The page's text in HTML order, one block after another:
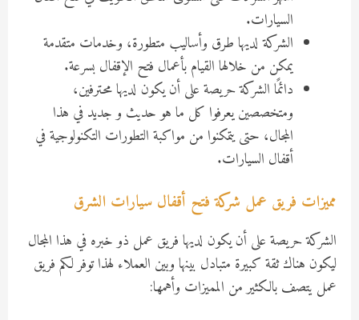
السيارات.
الشركة لديها طرق وأساليب متطورة، وخدمات متقدمة
يمكن من خلالها القيام بأعمال فتح الإقفال بسرعة.
دائمًا الشركة حريصة على أن يكون لديها محترفين،
ومتخصصين يعرفوا كل ما هو حديث و جديد في هذا
المجال، حتى يتمكنوا من مواكبة التطورات التكنولوجية في
أقفال السيارات.
مميزات فريق عمل شركة فتح أقفال سيارات الشرق
الشركة حريصة على أن يكون لديها فريق عمل ذو خبره في هذا المجال
ليكون هناك ثقة كبيرة متبادل بينها وبين العملاء لهذا توفر لكم فريق
عمل يتصف بالكثير من المميزات وأهمها: